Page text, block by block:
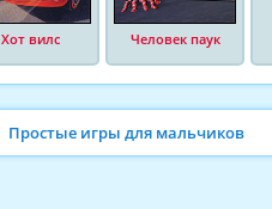
Хот вилс Человек паук
Простые игры для мальчиков